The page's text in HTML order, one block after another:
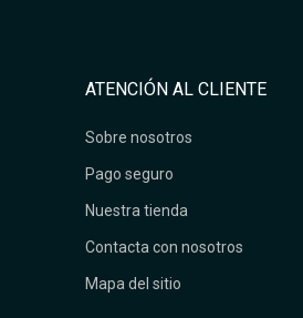
ATENCIÓN AL CLIENTE
Sobre nosotros
Pago seguro
Nuestra tienda
Contacta con nosotros
Mapa del sitio